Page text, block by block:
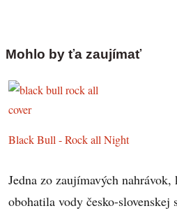
Mohlo by ťa zaujímať
Black Bull - Rock all Night
Jedna zo zaujímavých
obohatila vody česko-slovenskej